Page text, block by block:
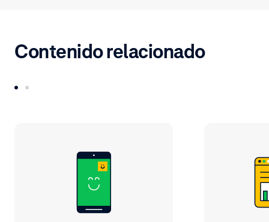
Contenido relacionado